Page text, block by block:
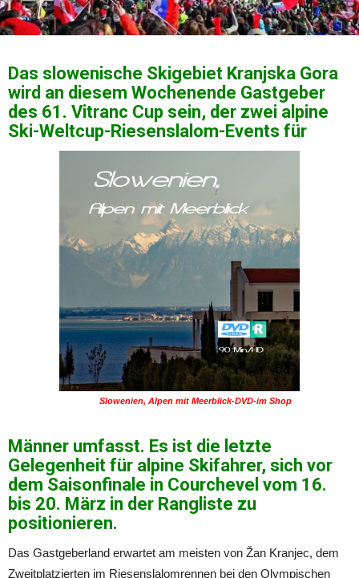
Das slowenische Skigebiet Kranjska Gora
wird an diesem Wochenende Gastgeber
des 61. Vitranc Cup sein, der zwei alpine
Ski-Weltcup-Riesenslalom-Events für
Slowenien, Alpen mit Meerblick-DVD-im Shop
Männer umfasst. Es ist die letzte
Gelegenheit für alpine Skifahrer, sich vor
dem Saisonfinale in Courchevel vom 16.
bis 20. März in der Rangliste zu
positionieren.
Das Gastgeberland erwartet am meisten von Žan Kranjec, dem
Zweitplatzierten im Riesenslalomrennen bei den Olympischen